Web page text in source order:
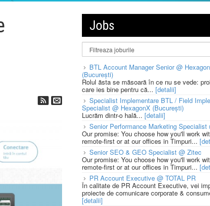
Jobs
BTL Account Manager Senior @
(București)
Rolul ăsta se măsoară în ce nu se vede:
care ies bine pentru că... [detalii]
Specialist Implementare BTL / Field
Specialist @ HexagonX (București)
Lucrăm dintr-o hală... [detalii]
Senior Performance Marketing Specialist
Our promise: You choose how you'll work
remote-first or at our offices in Timpuri...
Senior SEO & GEO Specialist @ Zitec
Our promise: You choose how you'll work
remote-first or at our offices in Timpuri...
PR Account Executive @ TOTAL PR
În calitate de PR Account Executive, vei
proiecte de comunicare corporate &
[detalii]